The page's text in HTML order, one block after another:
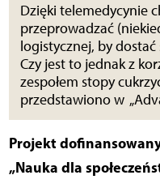
Dzięki telemedycynie
przeprowadzać
logistycznej, by
Czy jest to jednak z
zespołem stopy
przedstawiono w
Projekt
„Nauka dla